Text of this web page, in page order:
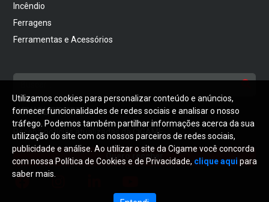
Incêndio
Ferragens
Ferramentas e Acessórios
NEWSLETTER
Receba notícias atualizadas da CIGAME
Quero receber
Utilizamos cookies para personalizar conteúdo e anúncios,
fornecer funcionalidades de redes sociais e analisar o nosso
tráfego. Podemos também partilhar informações acerca da sua
utilização do site com os nossos parceiros de redes sociais,
publicidade e análise. Ao utilizar o site da Cigame você concorda
com nossa Política de Cookies e de Privacidade, clique aqui para
saber mais.